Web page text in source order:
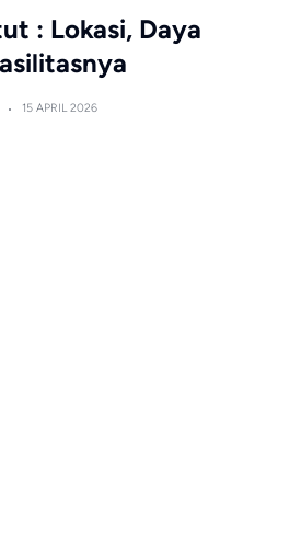
: Lokasi, Daya
15 APRIL 2026